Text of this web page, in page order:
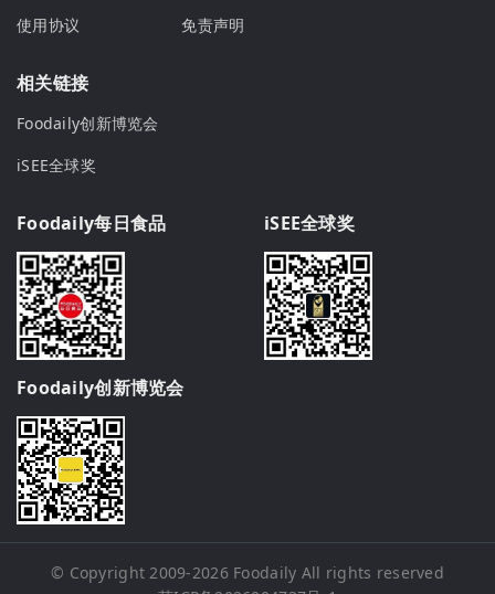
使用协议
免责声明
相关链接
Foodaily创新博览会
iSEE全球奖
Foodaily每日食品 iSEE全球奖
Foodaily创新博览会
© Copyright 2009-2026 Foodaily All rights reserved